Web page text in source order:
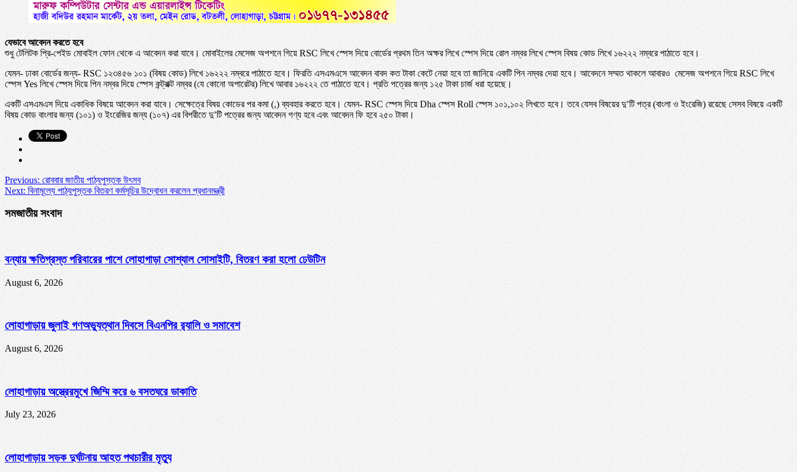
যেভাবে আবেদন করতে হবে
শুধু টেলিটক প্রি-পেইড মোবাইল ফোন থেকে এ আবেদন করা যাবে। মোবাইলের মেসেজ অপশনে গিয়ে RSC লিখে স্পেস দিয়ে বোর্ডের প্রথম তিন অক্ষর লিখে স্পেস দিয়ে রোল নম্বর লিখে স্পেস বিষয় কোড লিখে ১৬২২২ নম্বরে পাঠাতে হবে।
যেমন- ঢাকা বোর্ডের জন্য- RSC ১২৩৪৫৬ ১০১ (বিষয় কোড) লিখে ১৬২২২ নম্বরে পাঠাতে হবে। ফিরতি এসএমএসে আবেদন বাবদ কত টাকা কেটে নেয়া হবে তা জানিয়ে একটি পিন নম্বর দেয়া হবে। আবেদনে সম্মত থাকলে আবারও মেসেজ অপশনে গিয়ে RSC লিখে
স্পেস Yes লিখে স্পেস দিয়ে পিন নম্বর দিয়ে স্পেস কন্ট্রাক্ট নম্বর (যে কোনো অপারেটর) লিখে আবার ১৬২২২ তে পাঠাতে হবে। প্রতি পত্রের জন্য ১২৫ টাকা চার্জ ধরা হয়েছে।
একটি এসএমএস দিয়ে একাধিক বিষয়ে আবেদন করা যাবে। সেক্ষেত্রে বিষয় কোডের পর কমা (,) ব্যবহার করতে হবে। যেমন- RSC স্পেস দিয়ে Dha স্পেস Roll স্পেস ১০১,১০২ লিখতে হবে। তবে যেসব বিষয়ের দু’টি পত্র (বাংলা ও ইংরেজি) রয়েছে সেসব বিষয়ে একটি
বিষয় কোড বাংলার জন্য (১০১) ও ইংরেজির জন্য (১০৭) এর বিপরীতে দু’টি পত্রের জন্য আবেদন গণ্য হবে এবং আবেদন ফি হবে ২৫০ টাকা।
Previous: রোববার জাতীয় পাঠ্যপুস্তক উৎসব
Next: বিনামূল্যে পাঠ্যপুস্তক বিতরণ কর্মসূচির উদ্বোধন করলেন প্রধানমন্ত্রী
সমজাতীয় সংবাদ
বন্যায় ক্ষতিগ্রস্ত পরিবারের পাশে লোহাগাড়া সোশ্যাল সোসাইটি, বিতরণ করা হলো ঢেউটিন
August 6, 2026
লোহাগাড়ায় জুলাই গণঅভ্যুত্থান দিবসে বিএনপির র‌্যালি ও সমাবেশ
August 6, 2026
লোহাগাড়ায় অস্ত্রেরমুখে জিম্মি করে ৬ বসতঘরে ডাকাতি
July 23, 2026
লোহাগাড়ায় সড়ক দুর্ঘটনায় আহত পথচারীর মৃত্যু